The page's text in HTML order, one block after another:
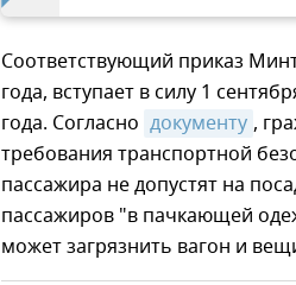
Соответствующий приказ
года, вступает в силу 1
года. Согласно документу ,
требования транспортной
пассажира не допустят на
пассажиров "в пачкающей
может загрязнить вагон и